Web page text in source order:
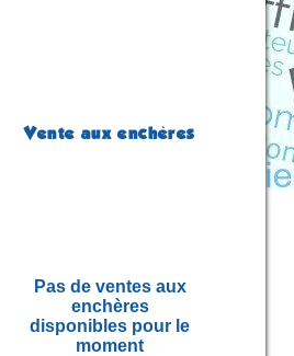
Vente aux enchères
Pas de ventes aux
enchères
disponibles pour le
moment